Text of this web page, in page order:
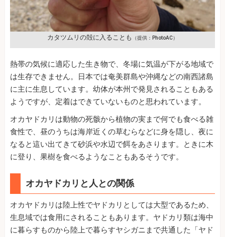
カタツムリの殻に入ることも （提供：PhotoAC）
熱帯の気候に適応した生き物で、冬場に気温が下がる地域で
は生存できません。日本では奄美群島や沖縄などの南西諸島
に主に生息しています。幼体が本州で発見されることもある
ようですが、定着はできていないものと思われています。
オカヤドカリは動物の死骸から植物の実まで何でも食べる雑
食性で、昼のうちは海岸近くの草むらなどに身を隠し、夜に
なると這い出てきて砂浜や水辺で餌をあさります。ときに木
に登り、果樹を食べるようなこともあるそうです。
オカヤドカリと人との関係
オカヤドカリは陸上性でヤドカリとしては大型であるため、
生息域では食用にされることもあります。ヤドカリ類は海中
に暮らすものから陸上で暮らすヤシガニまで共通した「ヤド